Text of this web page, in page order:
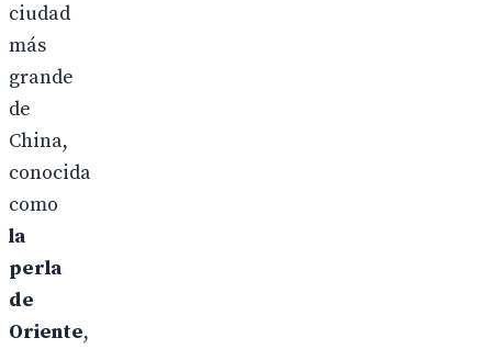
ciudad
más
grande
de
China,
conocida
como
la
perla
de
Oriente,